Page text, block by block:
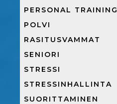
PERSONAL TRAINING
POLVI
RASITUSVAMMAT
SENIORI
STRESSI
STRESSINHALLINTA
SUORITTAMINEN